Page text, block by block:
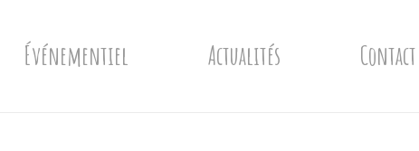
Événementiel Actualités Contact